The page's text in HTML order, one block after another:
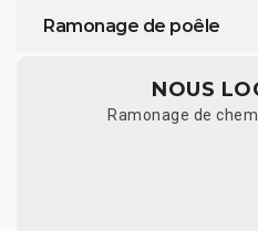
Ramonage de poêle
NOUS
Ramonage de